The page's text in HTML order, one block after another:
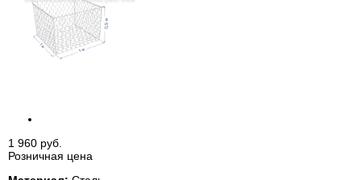
1 960 руб.
Розничная цена